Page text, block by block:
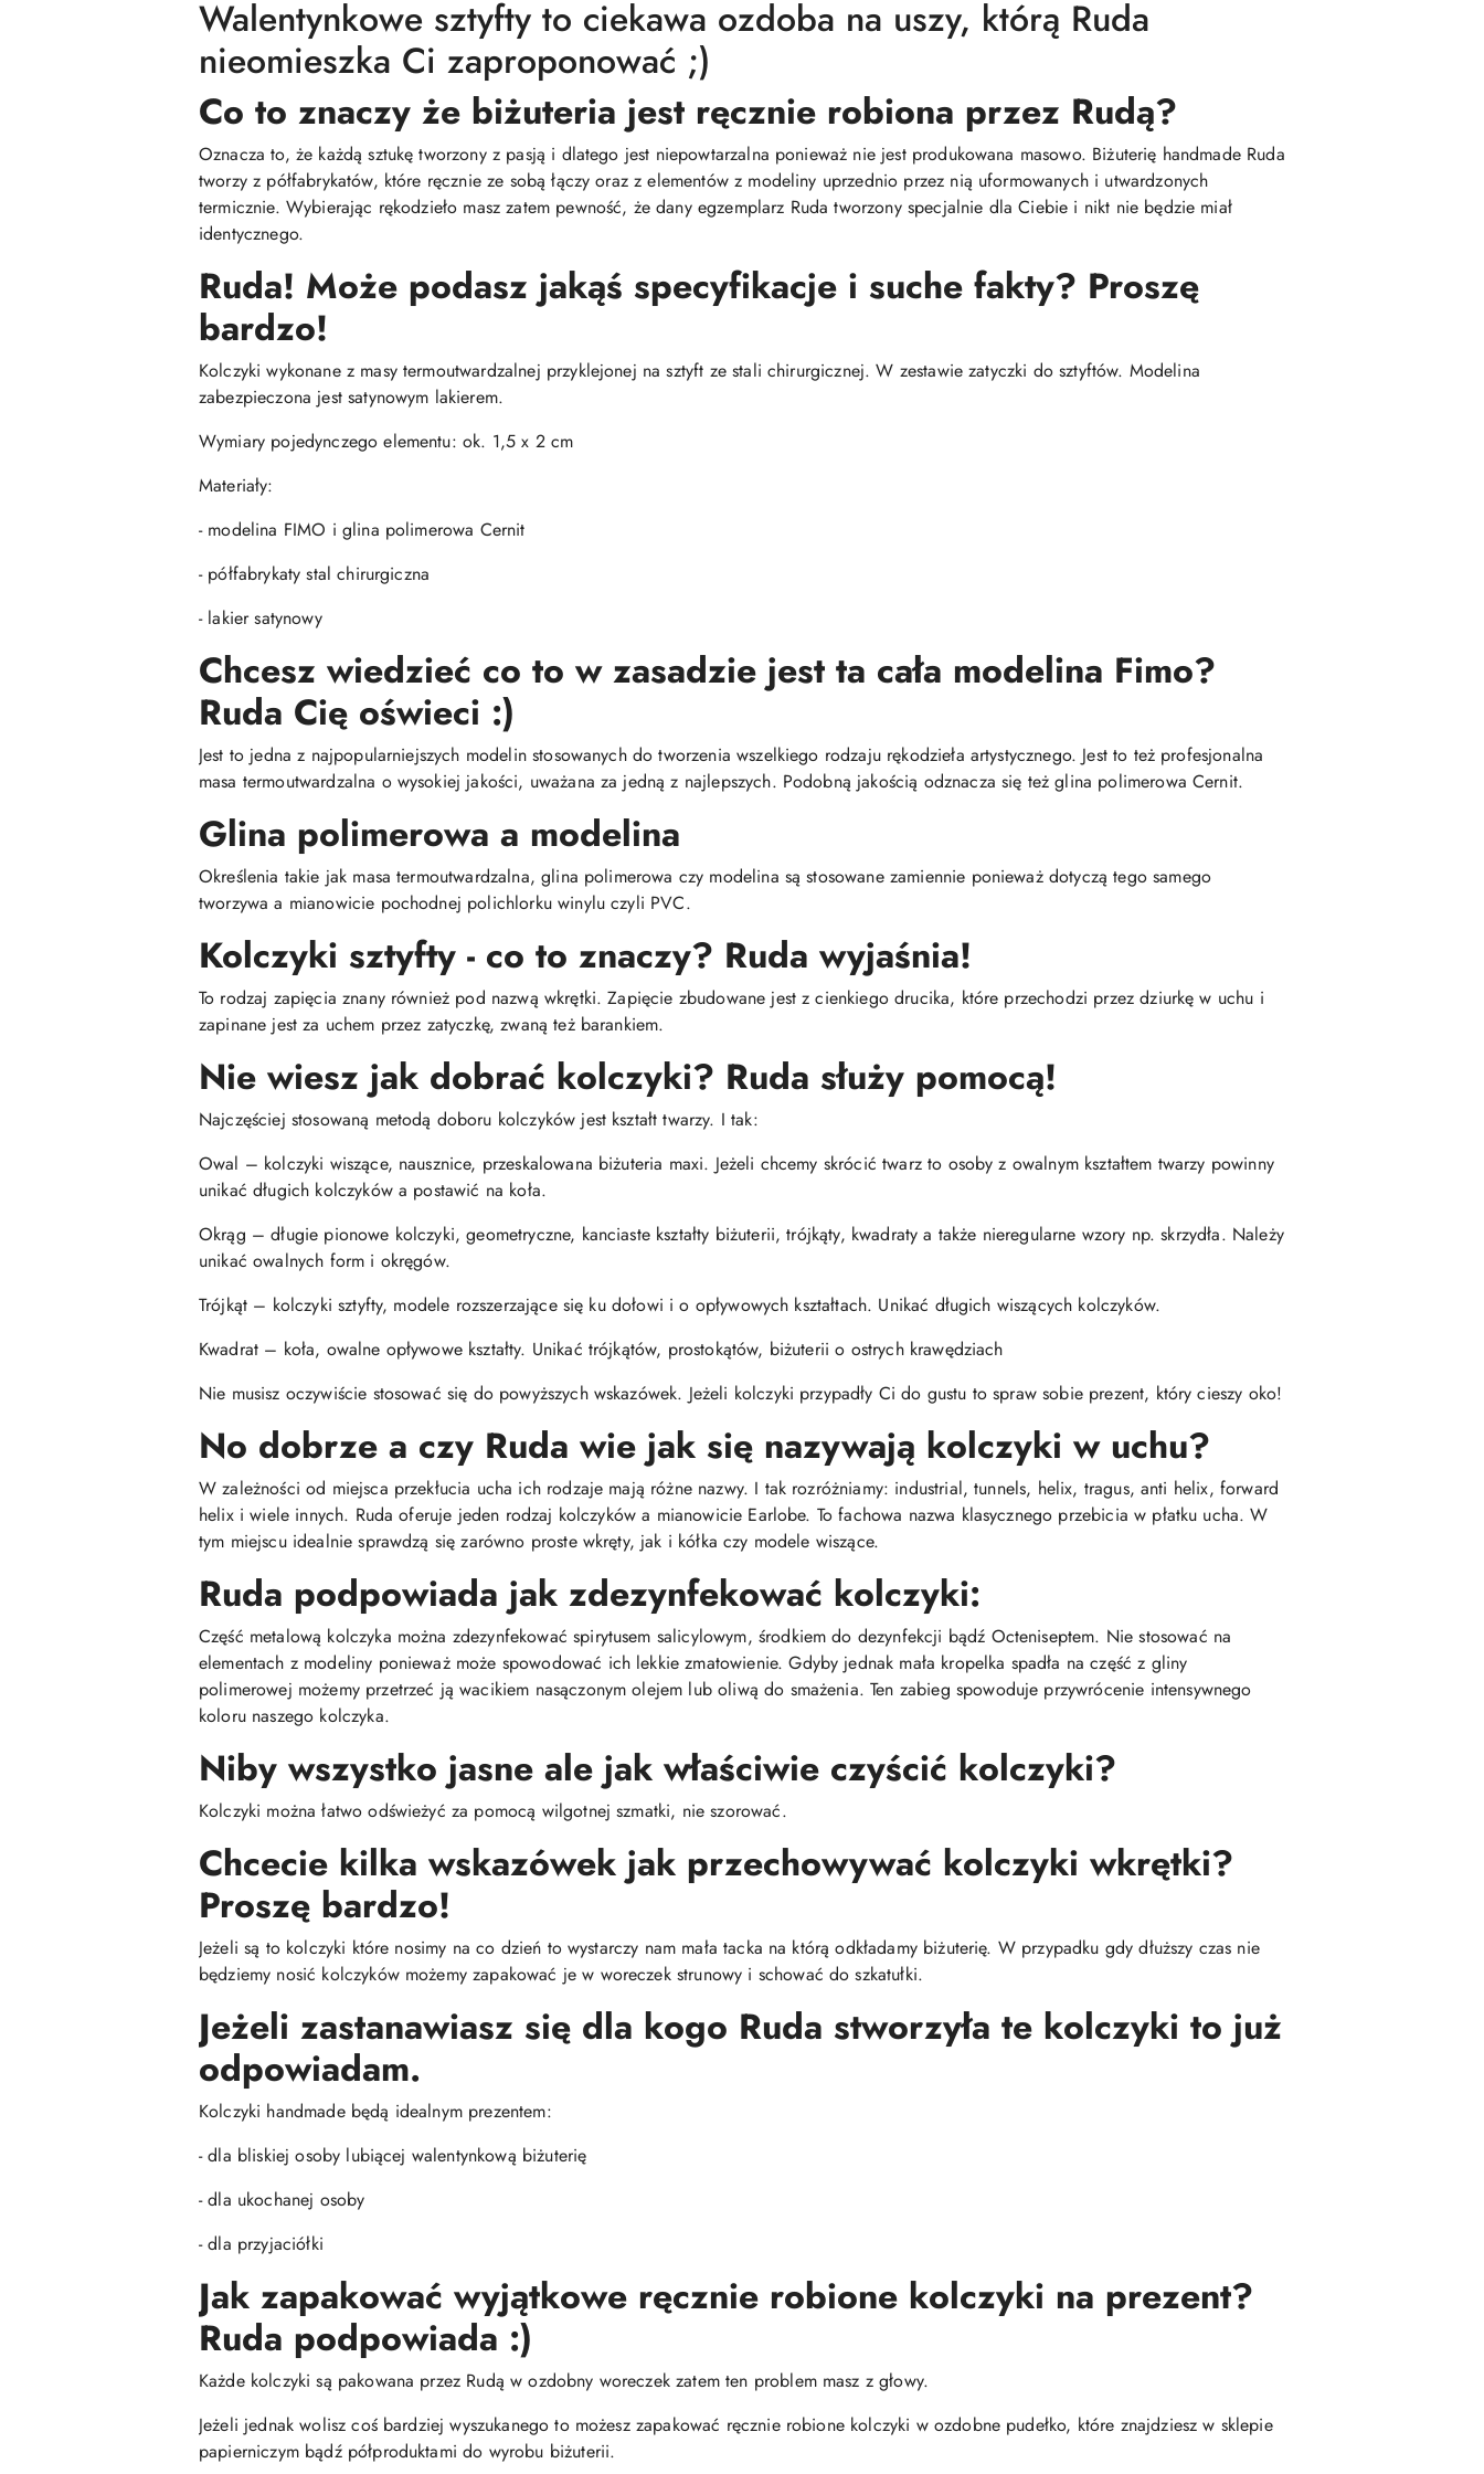
Walentynkowe sztyfty to ciekawa ozdoba na uszy, którą Ruda
nieomieszka Ci zaproponować ;)
Co to znaczy że biżuteria jest ręcznie robiona przez Rudą?
Oznacza to, że każdą sztukę tworzony z pasją i dlatego jest niepowtarzalna ponieważ nie jest produkowana masowo. Biżuterię handmade Ruda
tworzy z półfabrykatów, które ręcznie ze sobą łączy oraz z elementów z modeliny uprzednio przez nią uformowanych i utwardzonych
termicznie. Wybierając rękodzieło masz zatem pewność, że dany egzemplarz Ruda tworzony specjalnie dla Ciebie i nikt nie będzie miał
identycznego.
Ruda! Może podasz jakąś specyfikacje i suche fakty? Proszę
bardzo!
Kolczyki wykonane z masy termoutwardzalnej przyklejonej na sztyft ze stali chirurgicznej. W zestawie zatyczki do sztyftów. Modelina
zabezpieczona jest satynowym lakierem.
Wymiary pojedynczego elementu: ok. 1,5 x 2 cm
Materiały:
- modelina FIMO i glina polimerowa Cernit
- półfabrykaty stal chirurgiczna
- lakier satynowy
Chcesz wiedzieć co to w zasadzie jest ta cała modelina Fimo?
Ruda Cię oświeci :)
Jest to jedna z najpopularniejszych modelin stosowanych do tworzenia wszelkiego rodzaju rękodzieła artystycznego. Jest to też profesjonalna
masa termoutwardzalna o wysokiej jakości, uważana za jedną z najlepszych. Podobną jakością odznacza się też glina polimerowa Cernit.
Glina polimerowa a modelina
Określenia takie jak masa termoutwardzalna, glina polimerowa czy modelina są stosowane zamiennie ponieważ dotyczą tego samego
tworzywa a mianowicie pochodnej polichlorku winylu czyli PVC.
Kolczyki sztyfty - co to znaczy? Ruda wyjaśnia!
To rodzaj zapięcia znany również pod nazwą wkrętki. Zapięcie zbudowane jest z cienkiego drucika, które przechodzi przez dziurkę w uchu i
zapinane jest za uchem przez zatyczkę, zwaną też barankiem.
Nie wiesz jak dobrać kolczyki? Ruda służy pomocą!
Najczęściej stosowaną metodą doboru kolczyków jest kształt twarzy. I tak:
Owal – kolczyki wiszące, nausznice, przeskalowana biżuteria maxi. Jeżeli chcemy skrócić twarz to osoby z owalnym kształtem twarzy powinny
unikać długich kolczyków a postawić na koła.
Okrąg – długie pionowe kolczyki, geometryczne, kanciaste kształty biżuterii, trójkąty, kwadraty a także nieregularne wzory np. skrzydła. Należy
unikać owalnych form i okręgów.
Trójkąt – kolczyki sztyfty, modele rozszerzające się ku dołowi i o opływowych kształtach. Unikać długich wiszących kolczyków.
Kwadrat – koła, owalne opływowe kształty. Unikać trójkątów, prostokątów, biżuterii o ostrych krawędziach
Nie musisz oczywiście stosować się do powyższych wskazówek. Jeżeli kolczyki przypadły Ci do gustu to spraw sobie prezent, który cieszy oko!
No dobrze a czy Ruda wie jak się nazywają kolczyki w uchu?
W zależności od miejsca przekłucia ucha ich rodzaje mają różne nazwy. I tak rozróżniamy: industrial, tunnels, helix, tragus, anti helix, forward
helix i wiele innych. Ruda oferuje jeden rodzaj kolczyków a mianowicie Earlobe. To fachowa nazwa klasycznego przebicia w płatku ucha. W
tym miejscu idealnie sprawdzą się zarówno proste wkręty, jak i kółka czy modele wiszące.
Ruda podpowiada jak zdezynfekować kolczyki:
Część metalową kolczyka można zdezynfekować spirytusem salicylowym, środkiem do dezynfekcji bądź Octeniseptem. Nie stosować na
elementach z modeliny ponieważ może spowodować ich lekkie zmatowienie. Gdyby jednak mała kropelka spadła na część z gliny
polimerowej możemy przetrzeć ją wacikiem nasączonym olejem lub oliwą do smażenia. Ten zabieg spowoduje przywrócenie intensywnego
koloru naszego kolczyka.
Niby wszystko jasne ale jak właściwie czyścić kolczyki?
Kolczyki można łatwo odświeżyć za pomocą wilgotnej szmatki, nie szorować.
Chcecie kilka wskazówek jak przechowywać kolczyki wkrętki?
Proszę bardzo!
Jeżeli są to kolczyki które nosimy na co dzień to wystarczy nam mała tacka na którą odkładamy biżuterię. W przypadku gdy dłuższy czas nie
będziemy nosić kolczyków możemy zapakować je w woreczek strunowy i schować do szkatułki.
Jeżeli zastanawiasz się dla kogo Ruda stworzyła te kolczyki to już
odpowiadam.
Kolczyki handmade będą idealnym prezentem:
- dla bliskiej osoby lubiącej walentynkową biżuterię
- dla ukochanej osoby
- dla przyjaciółki
Jak zapakować wyjątkowe ręcznie robione kolczyki na prezent?
Ruda podpowiada :)
Każde kolczyki są pakowana przez Rudą w ozdobny woreczek zatem ten problem masz z głowy.
Jeżeli jednak wolisz coś bardziej wyszukanego to możesz zapakować ręcznie robione kolczyki w ozdobne pudełko, które znajdziesz w sklepie
papierniczym bądź półproduktami do wyrobu biżuterii.